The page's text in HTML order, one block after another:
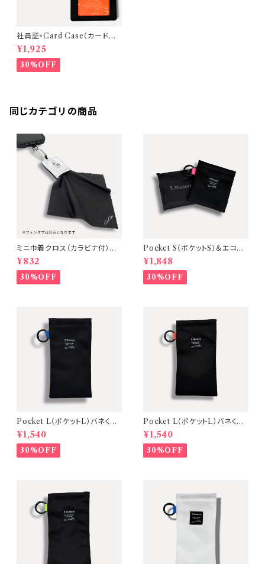
社員証×Card Case（カードケ
ース）リールコード付【エラー防
止IDカードケース 】A Master
y
¥1,925
30%OFF
同じカテゴリの商品
ミニ巾着クロス（カラビナ付）巾
着収納型ミニクリーニングクロ
ス【カラー：Black×White】A M
astery
¥832
30%OFF
Pocket S（ポケットS）＆エコバ
ッグ 有能2点セット【タブカラー：
ピンク】
¥1,848
30%OFF
Pocket L（ポケットL）バネくち
マルチポーチ・眼鏡ケース【カラ
ー：Black/タブカラー：Blue】
¥1,540
30%OFF
Pocket L（ポケットL）バネくち
マルチポーチ・眼鏡ケース【カラ
ー：Black/タブカラー：Orang
e】
¥1,540
30%OFF